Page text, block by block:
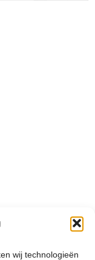
wij technologieën